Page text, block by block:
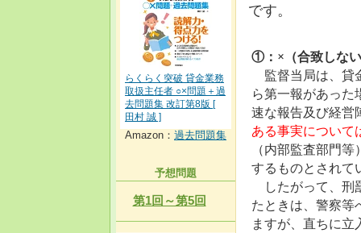
らくらく突破 貸金業務
取扱主任者 ○×問題＋過
去問題集 改訂第8版 [
田村 誠 ]
Amazon： 過去問題集
予想問題
第1回～第5回
です。
①：×（合致しな
監督当局は、貸
ら第一報があっ
速な報告及び経営
ある事実について
（内部監査部門
するものとされて
したがって、刑
たときは、警察等
ますが、直ちに